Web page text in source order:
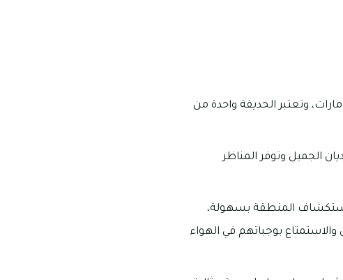
وتعتبر الحديقة واحدة من
الجميل وتوفر المناظر
المنطقة بسهولة،
بوجباتهم في الهواء